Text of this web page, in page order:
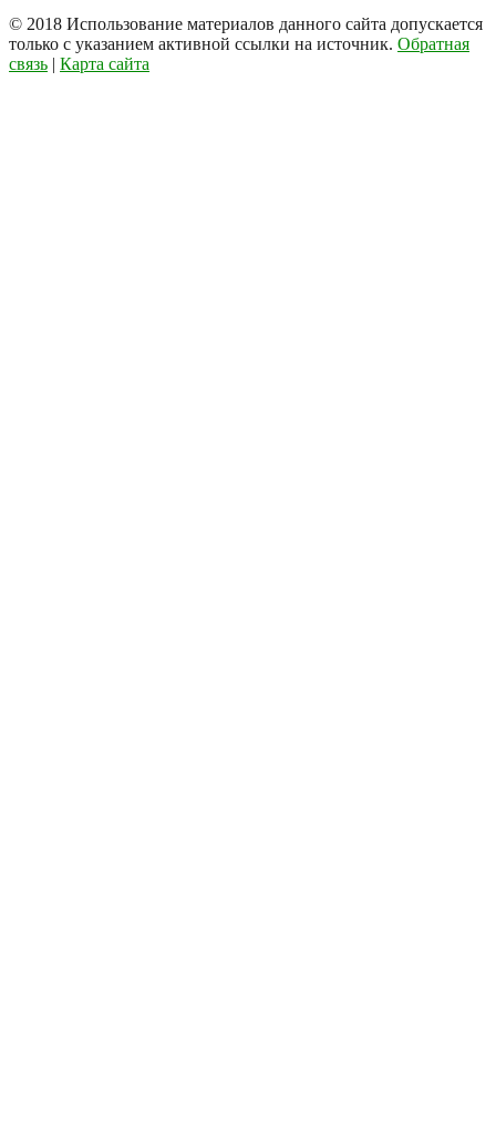
© 2018 Использование материалов данного сайта допускается
только с указанием активной ссылки на источник. Обратная
связь | Карта сайта